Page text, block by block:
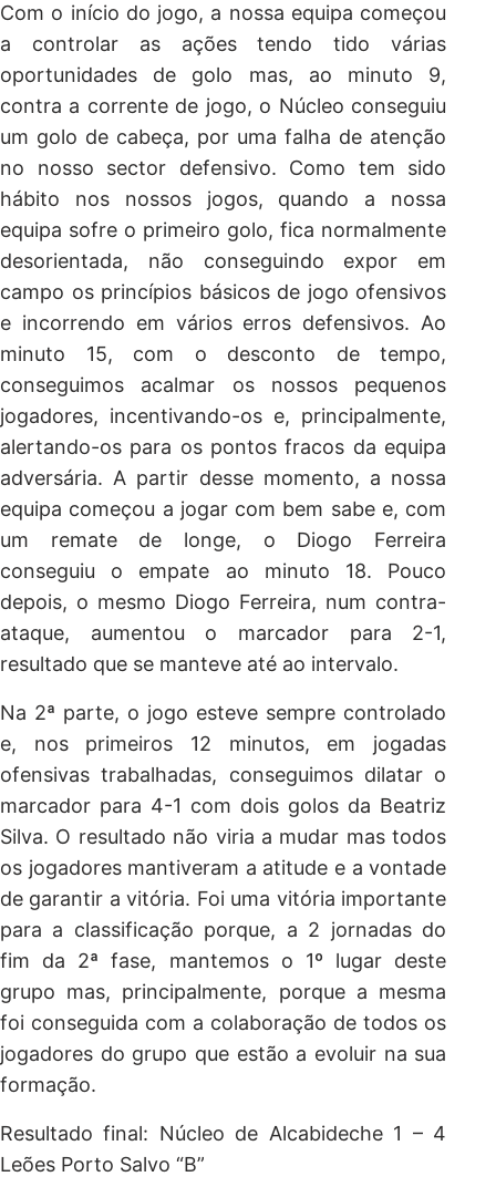
Com o início do jogo, a nossa equipa começou
a controlar as ações tendo tido várias
oportunidades de golo mas, ao minuto 9,
contra a corrente de jogo, o Núcleo conseguiu
um golo de cabeça, por uma falha de atenção
no nosso sector defensivo. Como tem sido
hábito nos nossos jogos, quando a nossa
equipa sofre o primeiro golo, fica normalmente
desorientada, não conseguindo expor em
campo os princípios básicos de jogo ofensivos
e incorrendo em vários erros defensivos. Ao
minuto 15, com o desconto de tempo,
conseguimos acalmar os nossos pequenos
jogadores, incentivando-os e, principalmente,
alertando-os para os pontos fracos da equipa
adversária. A partir desse momento, a nossa
equipa começou a jogar com bem sabe e, com
um remate de longe, o Diogo Ferreira
conseguiu o empate ao minuto 18. Pouco
depois, o mesmo Diogo Ferreira, num contra-
ataque, aumentou o marcador para 2-1,
resultado que se manteve até ao intervalo.
Na 2ª parte, o jogo esteve sempre controlado
e, nos primeiros 12 minutos, em jogadas
ofensivas trabalhadas, conseguimos dilatar o
marcador para 4-1 com dois golos da Beatriz
Silva. O resultado não viria a mudar mas todos
os jogadores mantiveram a atitude e a vontade
de garantir a vitória. Foi uma vitória importante
para a classificação porque, a 2 jornadas do
fim da 2ª fase, mantemos o 1º lugar deste
grupo mas, principalmente, porque a mesma
foi conseguida com a colaboração de todos os
jogadores do grupo que estão a evoluir na sua
formação.
Resultado final: Núcleo de Alcabideche 1 – 4
Leões Porto Salvo “B”